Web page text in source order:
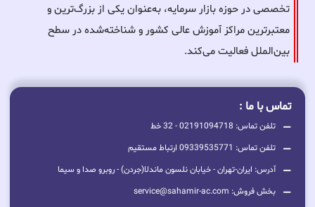
تخصصی در حوزه بازار سرمایه، به‌عنوان یکی از بزرگ‌ترین و
معتبرترین مراکز آموزش عالی کشور و شناخته‌شده در سطح
بین‌الملل فعالیت می‌کند.
تماس با ما :
تلفن تماس: 02191094718 - 32 خط
تلفن تماس: 09339535771 ارتباط مستقیم
آدرس: ایران-تهران - خیابان نلسون ماندلا(جردن) - روبرو صدا و سیما
بخش فروش: service@sahamir-ac.com